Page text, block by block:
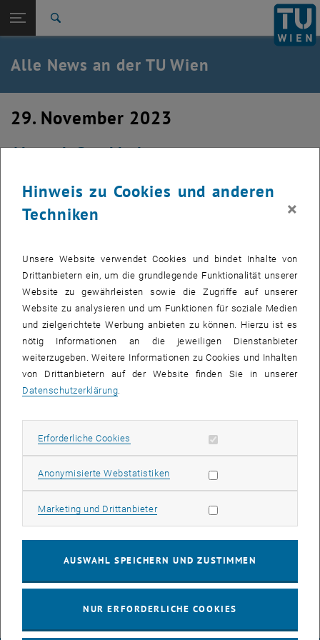
TU Login
Quicklinks
Quicklinks-Menü umschalten
Studium
Karriere
Zurück: Subseiten von TU Wien Startseite auflisten
Zurück zur letzten Ebene:
TU Wien Startseite
Übersicht
Alle News an der TU Wien
29. November 2023
Ab nach Stockholm
Eine Verabschiedung bedeutender Geräte.
Am 29. November 2023 begab sich die Vakuumkammer, die einst im
Experiment des Nobelpreisträgers Ferenc Krausz im Jahr 2001
dauerhaften Platz finden.
Hinweis zu Cookies und anderen
Techniken
×
Unsere Website verwendet Cookies und bindet Inhalte von
Drittanbietern ein, um die grundlegende Funktionalität unserer
Website zu gewährleisten sowie die Zugriffe auf unserer
Website zu analysieren und um Funktionen für soziale Medien
und zielgerichtete Werbung anbieten zu können. Hierzu ist es
nötig Informationen an die jeweiligen Dienstanbieter
weiterzugeben. Weitere Informationen zu Cookies und Inhalten
von Drittanbietern auf der Website finden Sie in unserer
Datenschutzerklärung.
Erforderliche Cookies Erforderliche Cookies zulassen
Anonymisierte WebstatistikenStatistik Cookies zulassen
Marketing und DrittanbieterMarketing Cookies zulassen
AUSWAHL SPEICHERN UND ZUSTIMMEN
NUR ERFORDERLICHE COOKIES